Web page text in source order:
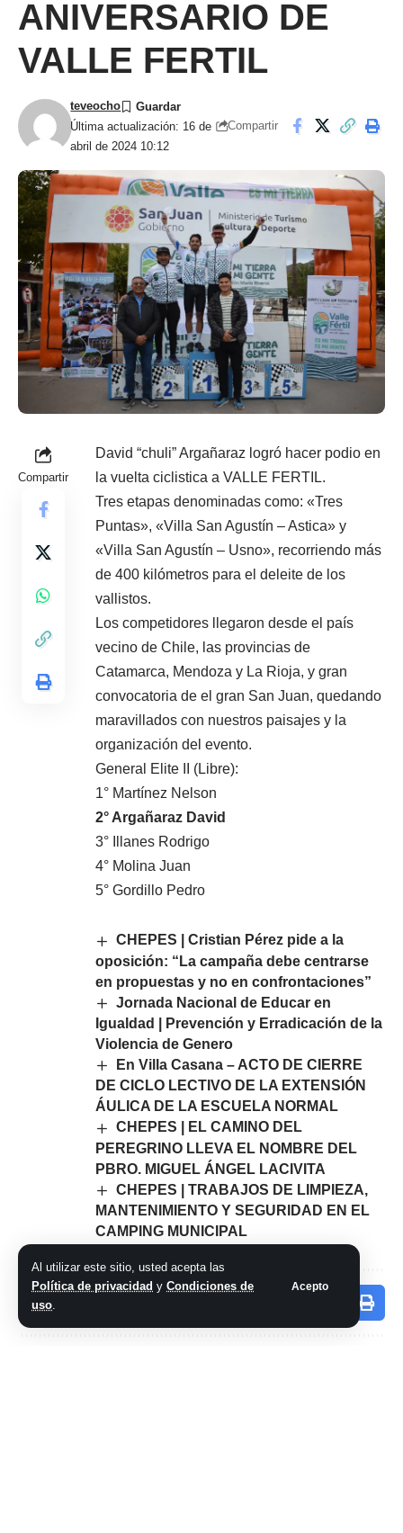
Al utilizar este sitio, usted acepta las
Política de privacidad y Condiciones de
uso.
Acepto
ANIVERSARIO DE
VALLE FERTIL
Última actualización: 16 de
abril de 2024 10:12
teveocho
Compartir
Compartir
David “chuli” Argañaraz logró hacer podio en
la vuelta ciclistica a VALLE FERTIL.
Tres etapas denominadas como: «Tres
Puntas», «Villa San Agustín – Astica» y
«Villa San Agustín – Usno», recorriendo más
de 400 kilómetros para el deleite de los
vallistos.
Los competidores llegaron desde el país
vecino de Chile, las provincias de
Catamarca, Mendoza y La Rioja, y gran
convocatoria de el gran San Juan, quedando
maravillados con nuestros paisajes y la
organización del evento.
General Elite II (Libre):
1° Martínez Nelson
2° Argañaraz David
3° Illanes Rodrigo
4° Molina Juan
5° Gordillo Pedro
CHEPES | Cristian Pérez pide a la
oposición: “La campaña debe centrarse
en propuestas y no en confrontaciones”
Jornada Nacional de Educar en
Igualdad | Prevención y Erradicación de la
Violencia de Genero
En Villa Casana – ACTO DE CIERRE
DE CICLO LECTIVO DE LA EXTENSIÓN
ÁULICA DE LA ESCUELA NORMAL
CHEPES | EL CAMINO DEL
PEREGRINO LLEVA EL NOMBRE DEL
PBRO. MIGUEL ÁNGEL LACIVITA
CHEPES | TRABAJOS DE LIMPIEZA,
MANTENIMIENTO Y SEGURIDAD EN EL
CAMPING MUNICIPAL
Comparte este artículo